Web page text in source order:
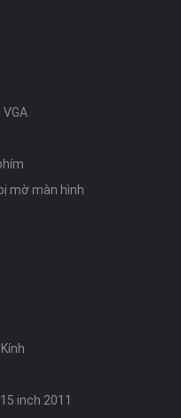
mờ màn hình
inch 2011